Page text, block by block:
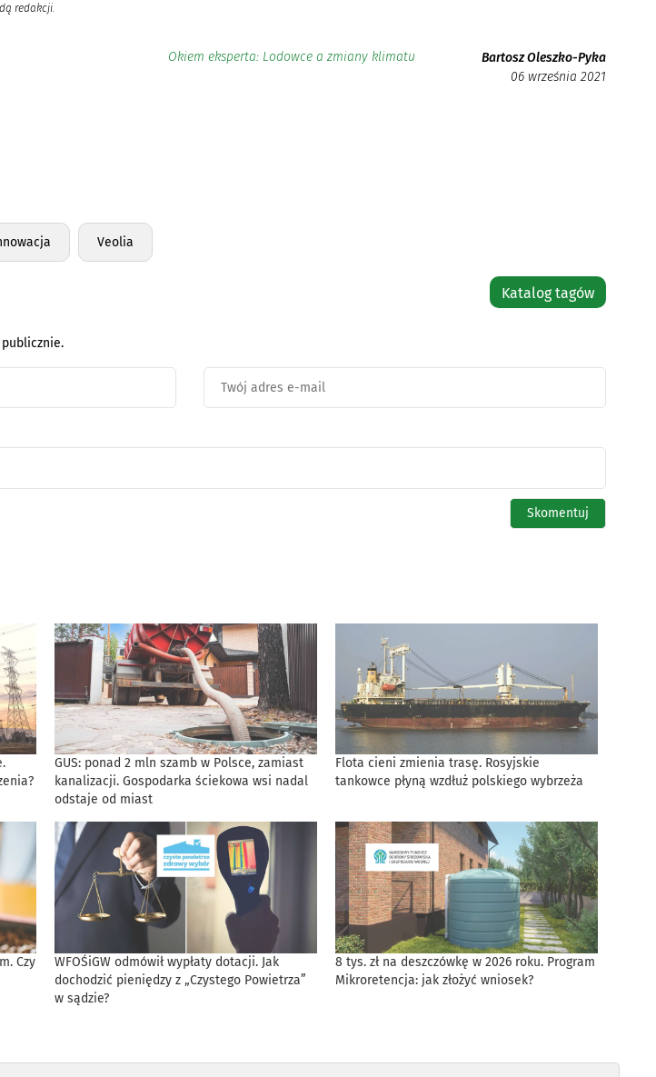
redakcji.
Okiem eksperta: Lodowce a zmiany klimatu
Bartosz Oleszko-Pyka
06 września 2021
Veolia
Katalog tagów
GUS: ponad 2 mln szamb w Polsce, zamiast
kanalizacji. Gospodarka ściekowa wsi nadal
odstaje od miast
Flota cieni zmienia trasę. Rosyjskie
tankowce płyną wzdłuż polskiego wybrzeża
Czy
WFOŚiGW odmówił wypłaty dotacji. Jak
dochodzić pieniędzy z „Czystego Powietrza”
w sądzie?
8 tys. zł na deszczówkę w 2026 roku. Program
Mikroretencja: jak złożyć wniosek?